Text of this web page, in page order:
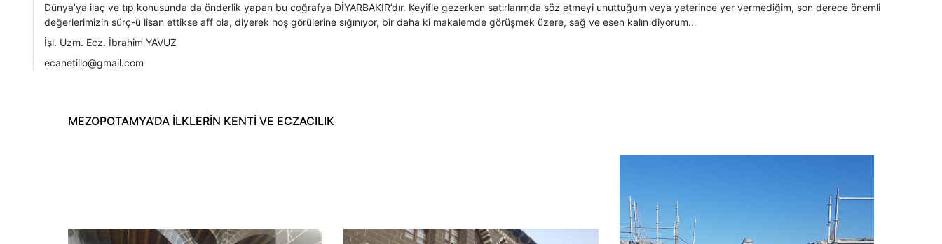
Dünya’ya ilaç ve tıp konusunda da önderlik yapan bu coğrafya DİYARBAKIR’dır. Keyifle gezerken satırlarımda söz etmeyi unuttuğum veya yeterince yer vermediğim, son derece önemli
değerlerimizin sürç-ü lisan ettikse aff ola, diyerek hoş görülerine sığınıyor, bir daha ki makalemde görüşmek üzere, sağ ve esen kalın diyorum…
İşl. Uzm. Ecz. İbrahim YAVUZ
ecanetillo@gmail.com
MEZOPOTAMYA’DA İLKLERİN KENTİ VE ECZACILIK